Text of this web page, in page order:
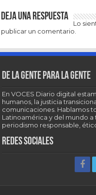
Deja una respuesta
Lo
publicar un comentario.
De la gente para la gente
En VOCES Diario digital
humanos, la justicia
comunicaciones. Hablamos
Latinoamérica y del mundo a
periodismo responsable,
Redes sociales